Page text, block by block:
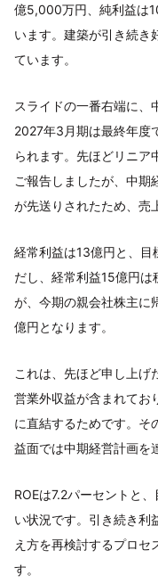
億5,000万円、純利益は
います。建築が引き続き
ています。
スライドの一番右端に、
2027年3月期は最終年度
られます。先ほどリニア
ご報告しましたが、中期
が先送りされたため、売
経常利益は13億円と、目
だし、経常利益15億円
が、今期の親会社株主に
億円となります。
これは、先ほど申し上げ
営業外収益が含まれてお
に直結するためです。そ
益面では中期経営計画を
ROEは7.2パーセントと
い状況です。引き続き利
え方を再検討するプロセ
す。